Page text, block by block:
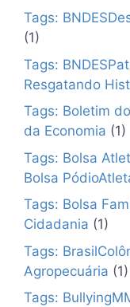
Tags:
(1)
Tags:
Resgatando
Tags: Boletim
da Economia (1)
Tags: Bolsa
Bolsa
Tags: Bolsa
Cidadania (1)
Tags:
Agropecuária (1)
Tags: